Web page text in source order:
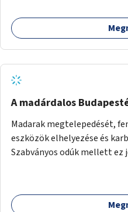
teljes körű, komplex
A madárdalos
Madarak megtelepedését,
eszközök elhelyezése és
Szabványos odúk mellett